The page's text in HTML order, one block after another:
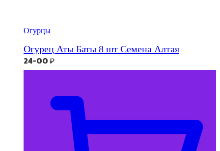
Огурцы
Огурец Аты Баты 8 шт Семена Алтая
24-00₽